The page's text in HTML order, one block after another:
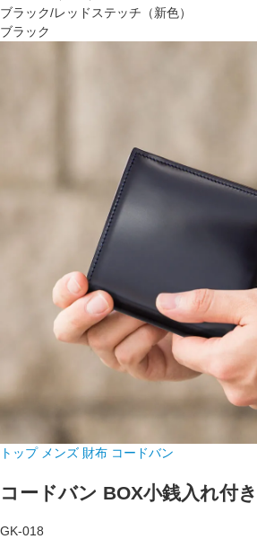
ブラック/レッドステッチ（新色）
ブラック
トップ メンズ 財布 コードバン
コードバン BOX小銭入れ付
GK-018